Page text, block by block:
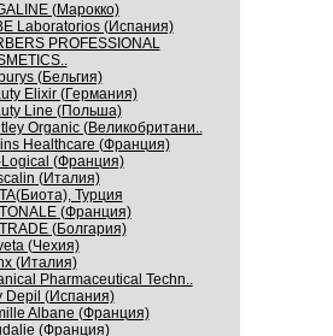
(Марокко)
Laboratorios (Испания)
PROFESSIONAL
(Бельгия)
Elixir (Германия)
Line (Польша)
Organic (Великобритани..
Healthcare (Франция)
Logical (Франция)
(Италия)
Турция
(Франция)
(Болгария)
(Чехия)
(Италия)
Pharmaceutical Techn..
Depil (Испания)
Albane (Франция)
(Франция)